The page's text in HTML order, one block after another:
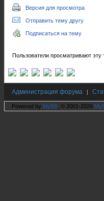
Версия для просмотра
Отправить тему другу
Подписаться на тему
Пользователи просматривают эту
Администрация форума |
Powered by MyBB , © 2001-2026